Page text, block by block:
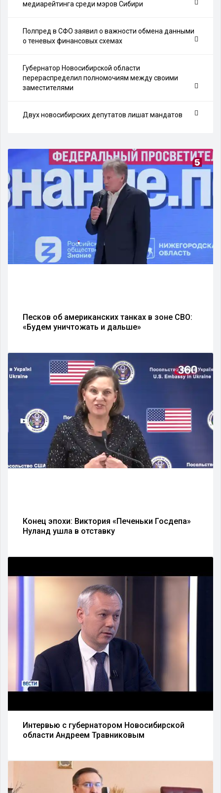
медиарейтинга среди мэров Сибири
Полпред в СФО заявил о важности обмена данными
о теневых финансовых схемах
Губернатор Новосибирской области
перераспределил полномочиям между своими
заместителями
Двух новосибирских депутатов лишат мандатов
Песков об американских танках в зоне СВО:
«Будем уничтожать и дальше»
Конец эпохи: Виктория «Печеньки Госдепа»
Нуланд ушла в отставку
Интервью с губернатором Новосибирской
области Андреем Травниковым